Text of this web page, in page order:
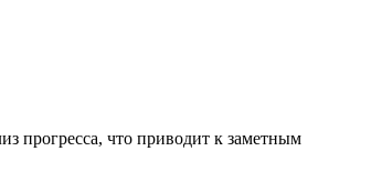
прогресса, что приводит к заметным